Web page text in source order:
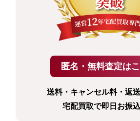
送料・キャンセル料・返送
宅配買取で即日お振込